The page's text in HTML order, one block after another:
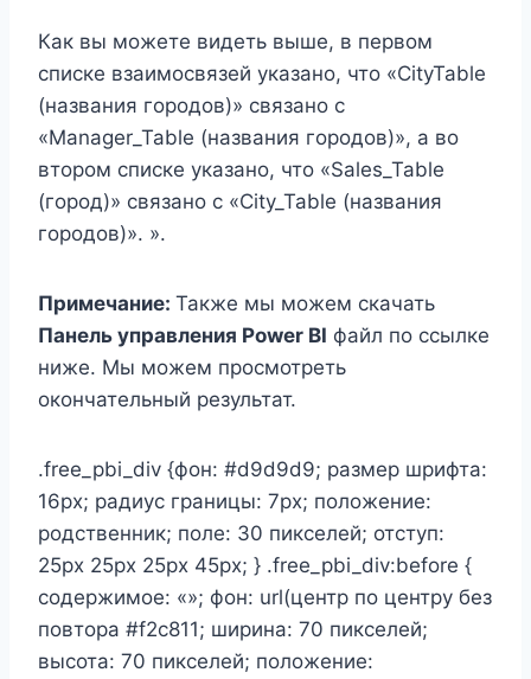
Как вы можете видеть выше, в первом
списке взаимосвязей указано, что «CityTable
(названия городов)» связано с
«Manager_Table (названия городов)», а во
втором списке указано, что «Sales_Table
(город)» связано с «City_Table (названия
городов)». ».
Примечание: Также мы можем скачать
Панель управления Power BI файл по ссылке
ниже. Мы можем просмотреть
окончательный результат.
.free_pbi_div {фон: #d9d9d9; размер шрифта:
16px; радиус границы: 7px; положение:
родственник; поле: 30 пикселей; отступ:
25px 25px 25px 45px; } .free_pbi_div:before {
содержимое: «»; фон: url(центр по центру без
повтора #f2c811; ширина: 70 пикселей;
высота: 70 пикселей; положение: